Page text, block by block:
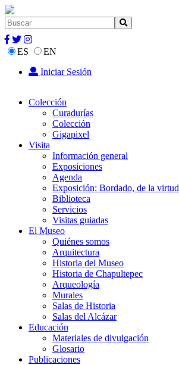
ES
EN
Iniciar Sesión
Colección
Curadurías
Colección
Gigapixel
Visita
Información general
Exposiciones
Agenda
Exposición: Bordado, de la virtud
Biblioteca
Servicios
Visitas guiadas
El Museo
Quiénes somos
Arquitectura
Historia del Museo
Historia de Chapultepec
Arqueología
Murales
Salas de Historia
Salas del Alcázar
Educación
Materiales de divulgación
Glosario
Publicaciones